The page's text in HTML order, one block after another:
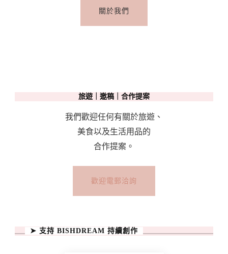
關於我們
旅遊｜邀稿｜合作提案
我們歡迎任何有關於旅遊、
美食以及生活用品的
合作提案。
歡迎電郵洽詢
➤ 支持 BISHDREAM 持續創作